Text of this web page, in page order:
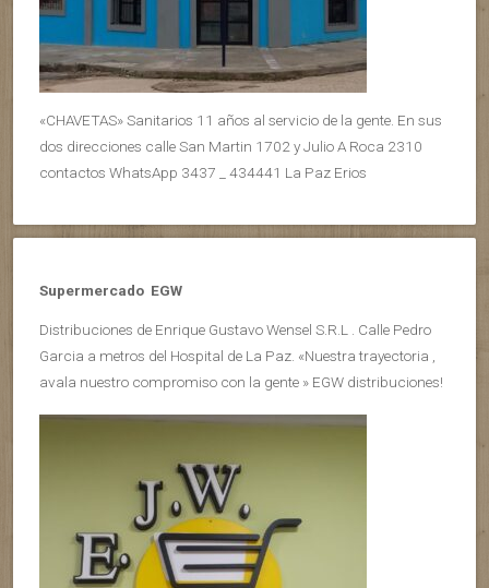
«CHAVETAS» Sanitarios 11 años al servicio de la gente. En sus
dos direcciones calle San Martin 1702 y Julio A Roca 2310
contactos WhatsApp 3437 _ 434441 La Paz Erios
Supermercado EGW
Distribuciones de Enrique Gustavo Wensel S.R.L . Calle Pedro
Garcia a metros del Hospital de La Paz. «Nuestra trayectoria ,
avala nuestro compromiso con la gente » EGW distribuciones!